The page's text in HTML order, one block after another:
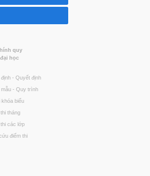
quy
học
- Quyết định
mẫu - Quy trình
khóa biểu
tháng
các lớp
điểm thi